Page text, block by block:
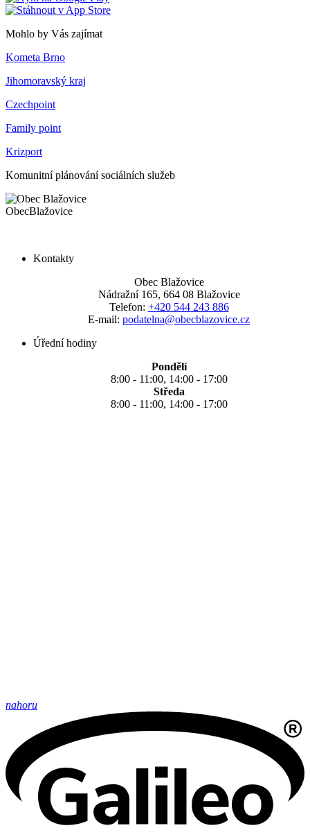
Mohlo by Vás zajímat
Kometa Brno
Jihomoravský kraj
Czechpoint
Family point
Krizport
Komunitní plánování sociálních služeb
ObecBlažovice
Kontakty
Obec Blažovice
Nádražní 165, 664 08 Blažovice
Telefon: +420 544 243 886
E-mail: podatelna@obecblazovice.cz
Úřední hodiny
Pondělí
8:00 - 11:00, 14:00 - 17:00
Středa
8:00 - 11:00, 14:00 - 17:00
nahoru